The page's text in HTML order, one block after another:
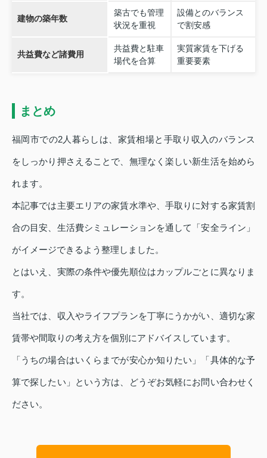
建物の築年数
築古でも管理
状況を重視
設備とのバランス
で割安感
共益費など諸費用
共益費と駐車
場代を合算
実質家賃を下げる
重要要素
まとめ
福岡市での2人暮らしは、家賃相場と手取り収入のバランス
をしっかり押さえることで、無理なく楽しい新生活を始めら
れます。
本記事では主要エリアの家賃水準や、手取りに対する家賃割
合の目安、生活費シミュレーションを通して「安全ライン」
がイメージできるよう整理しました。
とはいえ、実際の条件や優先順位はカップルごとに異なりま
す。
当社では、収入やライフプランを丁寧にうかがい、適切な家
賃帯や間取りの考え方を個別にアドバイスしています。
「うちの場合はいくらまでが安心か知りたい」「具体的な予
算で探したい」という方は、どうぞお気軽にお問い合わせく
ださい。